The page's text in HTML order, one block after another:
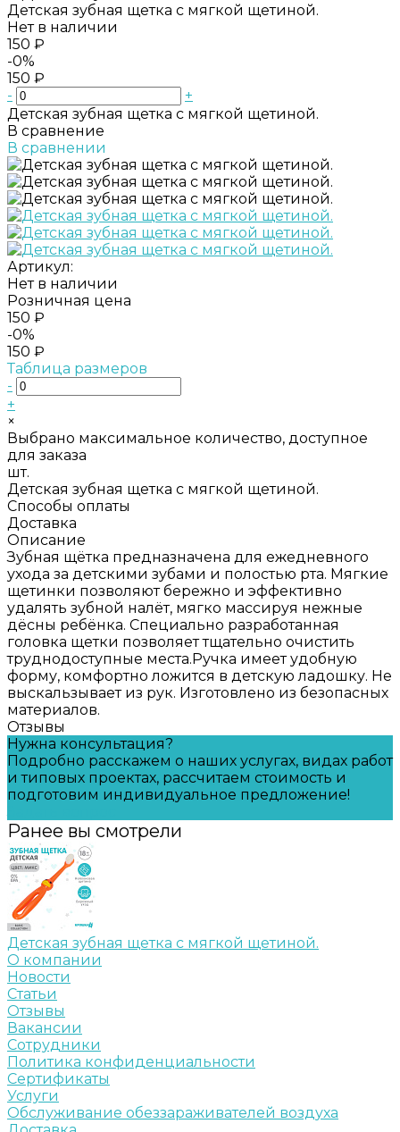
Детская зубная щетка с мягкой щетиной.
Нет в наличии
150 ₽
-0%
150 ₽
-
+
Детская зубная щетка с мягкой щетиной.
В сравнение
В сравнении
Артикул:
Нет в наличии
Розничная цена
150 ₽
-0%
150 ₽
Таблица размеров
-
+
×
Выбрано максимальное количество, доступное
для заказа
шт.
Детская зубная щетка с мягкой щетиной.
Способы оплаты
Доставка
Описание
Зубная щётка предназначена для ежедневного
ухода за детскими зубами и полостью рта. Мягкие
щетинки позволяют бережно и эффективно
удалять зубной налёт, мягко массируя нежные
дёсны ребёнка. Специально разработанная
головка щетки позволяет тщательно очистить
труднодоступные места.Ручка имеет удобную
форму, комфортно ложится в детскую ладошку. Не
выскальзывает из рук. Изготовлено из безопасных
материалов.
Отзывы
Нужна консультация?
Подробно расскажем о наших услугах, видах работ
и типовых проектах, рассчитаем стоимость и
подготовим индивидуальное предложение!
Ранее вы смотрели
Детская зубная щетка с мягкой щетиной.
О компании
Новости
Статьи
Отзывы
Вакансии
Сотрудники
Политика конфиденциальности
Сертификаты
Услуги
Обслуживание обеззараживателей воздуха